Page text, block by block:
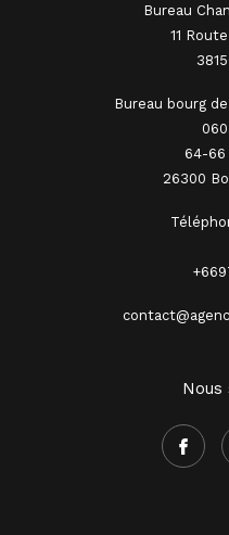
Bureau
11
Bureau bourg
64-66
26300
Nous